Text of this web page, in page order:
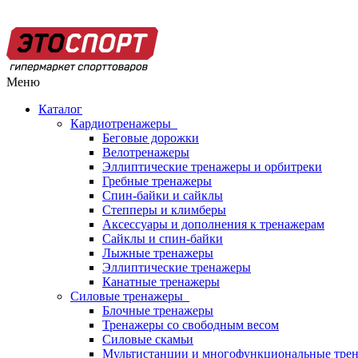
Меню
Каталог
Кардиотренажеры
Беговые дорожки
Велотренажеры
Эллиптические тренажеры и орбитреки
Гребные тренажеры
Спин-байки и сайклы
Степперы и климберы
Аксессуары и дополнения к тренажерам
Сайклы и спин-байки
Лыжные тренажеры
Эллиптические тренажеры
Канатные тренажеры
Силовые тренажеры
Блочные тренажеры
Тренажеры со свободным весом
Силовые скамьи
Мультистанции и многофункциональные